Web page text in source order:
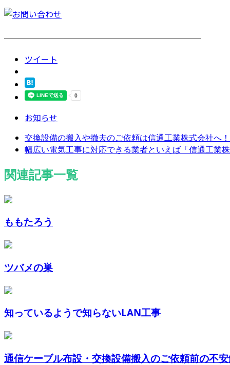
────────────────────────
ツイート
お知らせ
交換設備の搬入や撤去のご依頼は信通工業株式会社へ！
幅広い電気工事に対応できる業者といえば「信通工業
関連記事一覧
ももたろう
ツバメの巣
知っているようで知らないLAN工事
通信ケーブル布設・交換設備搬入のご依頼前の不